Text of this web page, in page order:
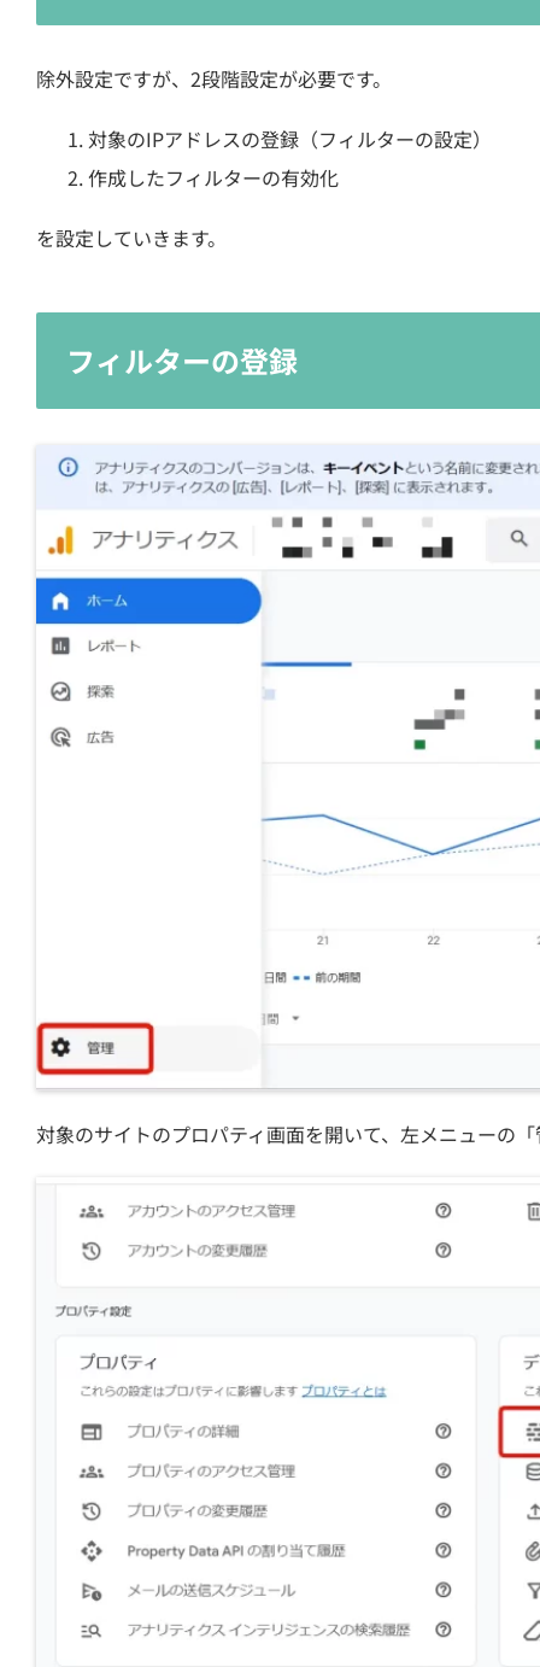
除外設定ですが、2段階設定が必要です。
対象のIPアドレスの登録（フィルターの設定）
作成したフィルターの有効化
を設定していきます。
フィルターの登録
対象のサイトのプロパティ画面を開いて、左メニューの